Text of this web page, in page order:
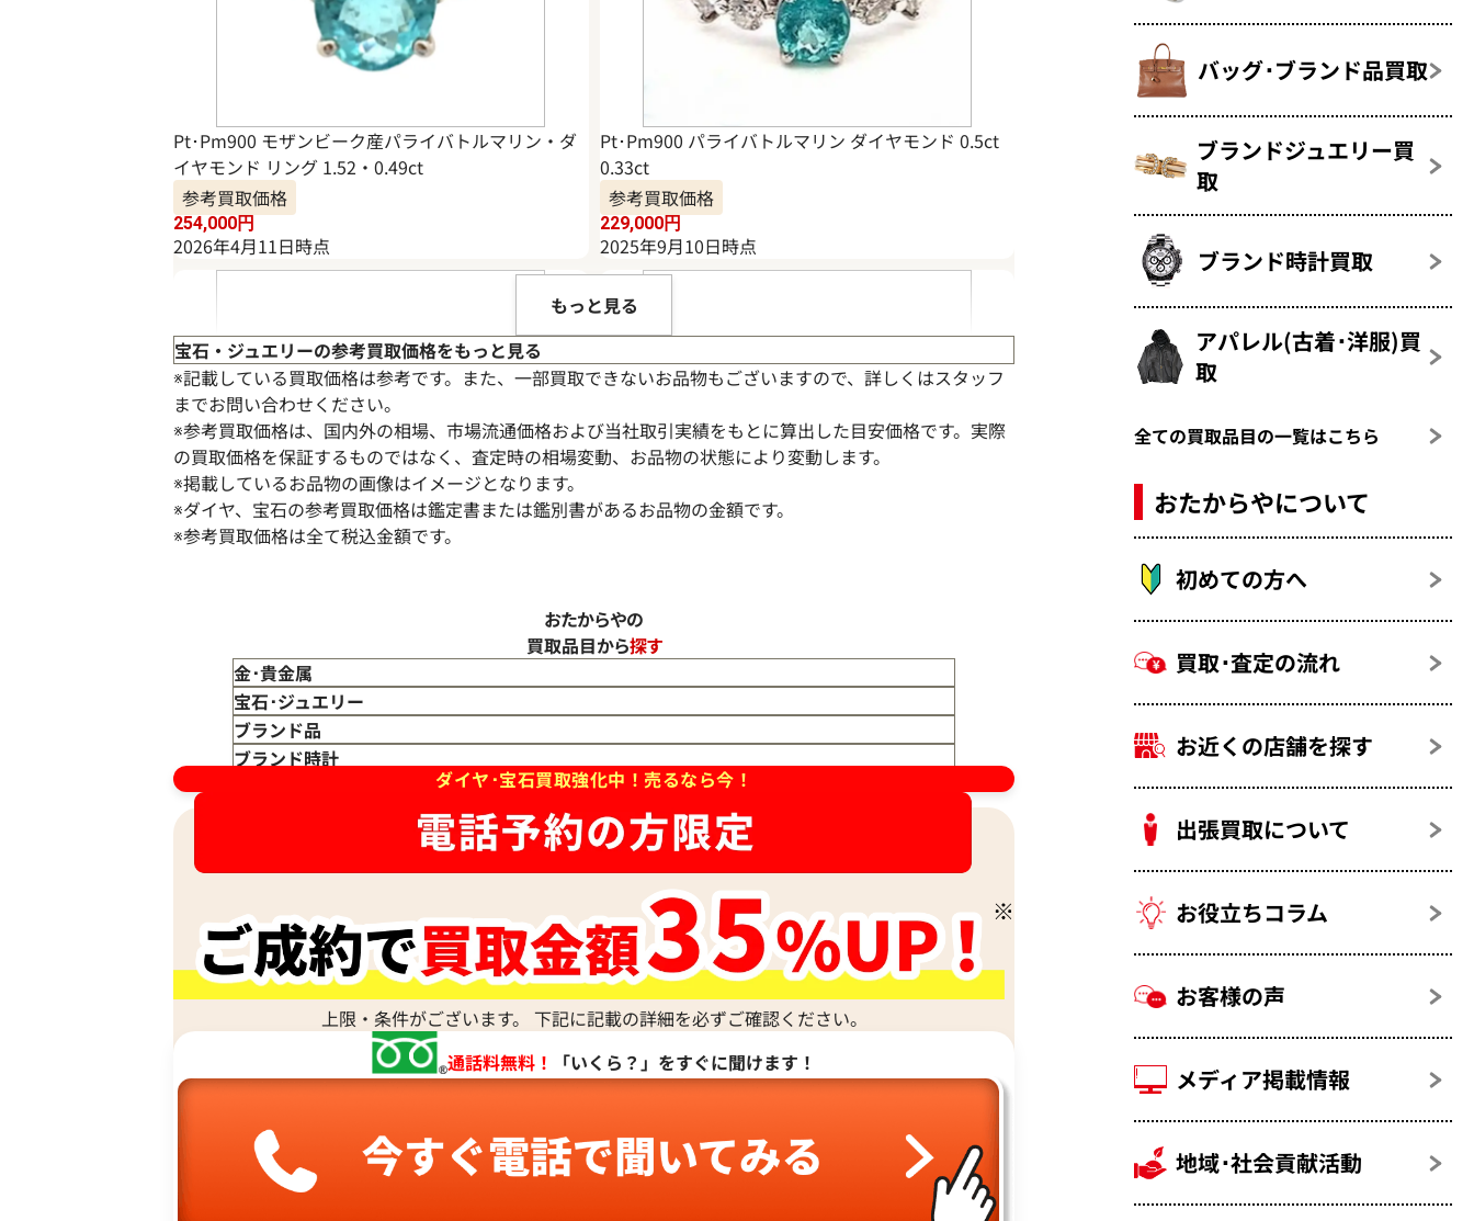
Pt･Pm900 モザンビーク産パライバトルマリン・ダ
イヤモンド リング 1.52・0.49ct
参考買取価格
254,000円
2026年4月11日時点
Pt･Pm900 パライバトルマリン ダイヤモンド 0.5ct
0.33ct
参考買取価格
229,000円
2025年9月10日時点
Pt･Pm900 ブラジル産パライバトルマリン・ダイヤ
参考買取価格
173,000円
2026年3月11日時点
Pt･Pm900 パライバトルマリン・ダイヤモンド リン
グ 0.16・0.05ct
2026年6月11日時点
Pt･Pm900 ブラジル産パライバトルマリン・ダイヤ
参考買取価格
Pt･Pm900 パライバトルマリン・ダイヤモンド リン
参考買取価格
ASK
もっと見る
宝石・ジュエリーの参考買取価格をもっと見る
※記載している買取価格は参考です。また、一部買取できないお品物もございますので、詳しくはスタッフ
までお問い合わせください。
※参考買取価格は、国内外の相場、市場流通価格および当社取引実績をもとに算出した目安価格です。実際
の買取価格を保証するものではなく、査定時の相場変動、お品物の状態により変動します。
※掲載しているお品物の画像はイメージとなります。
※ダイヤ、宝石の参考買取価格は鑑定書または鑑別書があるお品物の金額です。
※参考買取価格は全て税込金額です。
おたからやの
買取品目から探す
金･貴金属
金 買取
金のインゴット 買取
金のアクセサリー 買取
金のブローチ 買取
金の仏像 買取
金杯 買取
金歯 買取
金貨･銀貨 買取
イエローゴールド 買取
ホワイトゴールド 買取
金コンビ 買取
プラチナ 買取
宝石･ジュエリー
宝石･ジュエリー買取
ダイヤモンド 買取
オパール 買取
翡翠 買取
パライバトルマリン 買取
パール 買取
ブランド品
バッグ･小物 買取
カルティエ 買取
ブルガリ 買取
ハリー･ウィンストン 買取
ヴァンクリーフ&
アーペル 買取
グッチ 買取
ショーメ 買取
買取可能な商品をもっと見る
ブランド時計
フィリップ 買取
カルティエ 買取
エルメス 買取
シャネル 買取
タグ・ホイヤー 買取
買取
ブライトリング
買取
ダイヤ･宝石買取強化中！売るなら今！
上限・条件がございます。 下記に記載の詳細を必ずご確認ください。
通話料無料！
「いくら？」をすぐに聞けます！
バッグ･ブランド品買取
ブランドジュエリー買
取
ブランド時計買取
アパレル(古着･洋服)買
取
全ての買取品目の一覧はこちら
おたからやについて
初めての方へ
買取･査定の流れ
お近くの店舗を探す
出張買取について
お役立ちコラム
お客様の声
メディア掲載情報
地域･社会貢献活動